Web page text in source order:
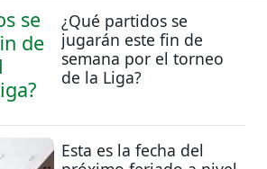
¿Qué partidos se
jugarán este fin de
semana por el torneo
de la Liga?
Esta es la fecha del